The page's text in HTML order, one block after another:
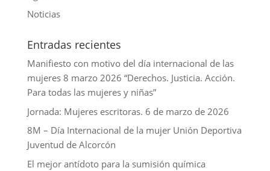
n
Noticias
Entradas recientes
Manifiesto con motivo del día internacional de las
mujeres 8 marzo 2026 “Derechos. Justicia. Acción.
Para todas las mujeres y niñas”
Jornada: Mujeres escritoras. 6 de marzo de 2026
8M – Día Internacional de la mujer Unión Deportiva
Juventud de Alcorcón
El mejor antídoto para la sumisión química